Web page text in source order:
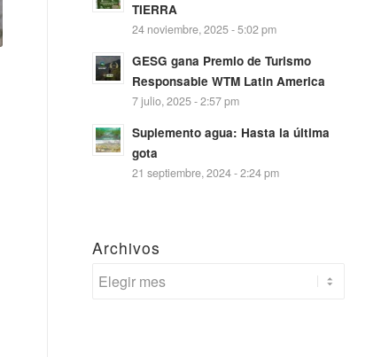
TIERRA
24 noviembre, 2025 - 5:02 pm
GESG gana Premio de Turismo
Responsable WTM Latin America
7 julio, 2025 - 2:57 pm
Suplemento agua: Hasta la última
gota
21 septiembre, 2024 - 2:24 pm
Archivos